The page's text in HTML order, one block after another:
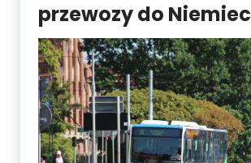
przewozy do Niemiec